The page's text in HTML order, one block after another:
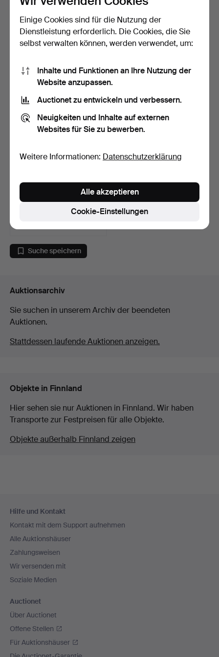
DORA JUNG.
ZEICHNUNG, für den
Leinendamast…
Beendet 31. Okt 2021
HUGO BACKMANSSON.
sitzendes Modell, signie…
Beendet 3. Sep 2021
EDUARD WIIRALT.
Zeich…
Beendet 15. Jun 2021
ObjektSuche speichern
Auktionsarchiv
Sie suchen in unserem Archiv der beendeten
Auktionen.
Stattdessen laufende Auktionen anzeigen.
Objekte in Finnland
Hier sehen sie nur Auktionen in Finnland. Wir haben
Transporte zur Festpreisen für alle Objekte.
Objekte außerhalb Finnland zeigen
Navigation
Hilfe und Kontakt
Kontakt mit dem Support aufnehmen
Alle Auktionshäuser
Zahlungsweisen
Wir versenden mit
Soziale Medien
Auctionet
Über Auctionet
Offene Stellen
Für Auktionshäuser
Einige Cookies sind für die Nutzung der
Dienstleistung erforderlich. Die Cookies, die Sie
selbst verwalten können, werden verwendet, um:
Inhalte und Funktionen an Ihre Nutzung der
Website anzupassen.
Auctionet zu entwickeln und verbessern.
Neuigkeiten und Inhalte auf externen
Websites für Sie zu bewerben.
Weitere Informationen: Datenschutzerklärung
Cookie-Einstellungen
Alle akzeptieren